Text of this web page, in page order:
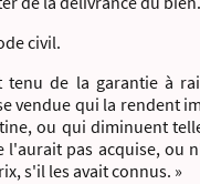
civil.
tenu de la garantie à
vendue qui la rendent
ou qui diminuent
l'aurait pas acquise, ou
s'il les avait connus. »